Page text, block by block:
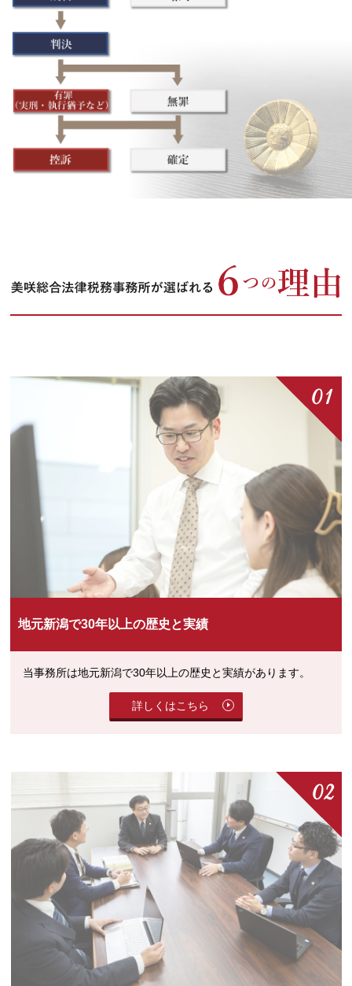
地元新潟で30年以上の歴史と実績
当事務所は地元新潟で30年以上の歴史と実績があります。
詳しくはこちら